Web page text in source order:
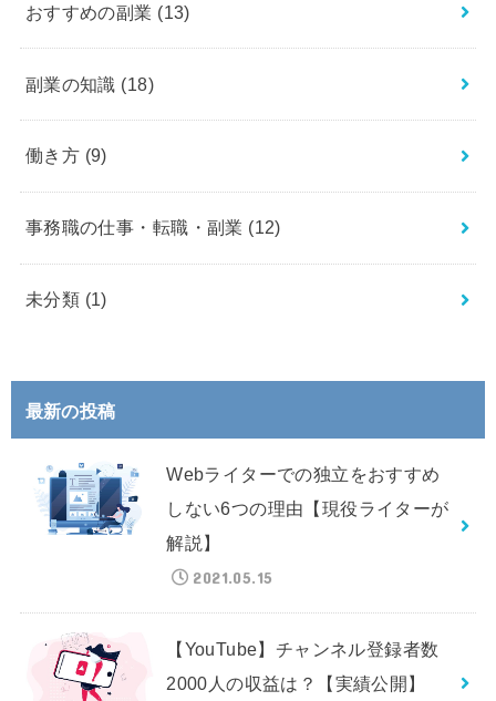
おすすめの副業 (13)
副業の知識 (18)
働き方 (9)
事務職の仕事・転職・副業 (12)
未分類 (1)
最新の投稿
Webライターでの独立をおすすめ
しない6つの理由【現役ライターが
解説】
2021.05.15
【YouTube】チャンネル登録者数
2000人の収益は？【実績公開】